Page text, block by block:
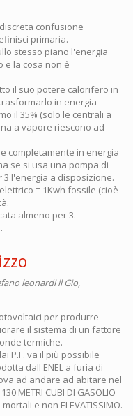
confusione
primaria.
stesso piano l'energia
e la cosa non è
il suo potere calorifero in
in energia
il 35% (solo le centrali a
a vapore riescono ad
completamente in energia
se si usa una pompa di
l'energia a disposizione.
= 1Kwh fossile (cioè
almeno per 3.
leonardiil Gio,
per produrre
il sistema di un fattore
termiche.
P.F. va il più possibile
dall'ENEL a furia di
ad andare ad abitare nel
METRI CUBI DI GASOLIO
e non ELEVATISSIMO.